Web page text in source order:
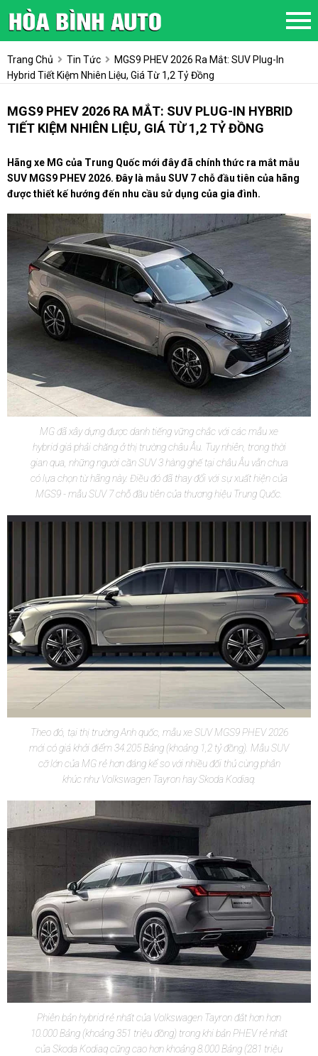
Trang Chủ Tin Tức
MGS9 PHEV 2026 Ra Mắt: SUV Plug-In
Hybrid Tiết Kiệm Nhiên Liệu, Giá Từ 1,2 Tỷ Đồng
MGS9 PHEV 2026 RA MẮT: SUV PLUG-IN HYBRID
TIẾT KIỆM NHIÊN LIỆU, GIÁ TỪ 1,2 TỶ ĐỒNG
Hãng xe MG của Trung Quốc mới đây đã chính thức ra mắt mẫu
SUV MGS9 PHEV 2026. Đây là mẫu SUV 7 chỗ đầu tiên của hãng
được thiết kế hướng đến nhu cầu sử dụng của gia đình.
MG đã xây dựng được danh tiếng vững chắc với các mẫu xe
hybrid giá phải chăng ở thị trường châu Âu. Tuy nhiên, trong thời
gian qua, những người cần SUV 3 hàng ghế tại châu Âu vẫn chưa
có lựa chọn từ hãng này. Điều đó đã thay đổi với sự xuất hiện của
MGS9 - mẫu SUV 7 chỗ đầu tiên của thương hiệu Trung Quốc.
Theo đó, tại thị trường Anh quốc, mẫu xe SUV MGS9 PHEV 2026
mới có giá khởi điểm 34.205 Bảng (khoảng 1,2 tỷ đồng). Mẫu SUV
cỡ lớn của MG rẻ hơn đáng kể so với nhiều đối thủ cùng phân
khúc như Volkswagen Tayron hay Skoda Kodiaq.
Phiên bản hybrid rẻ nhất của Volkswagen Tayron đắt hơn hơn
10.000 Bảng (khoảng 351 triệu đồng) trong khi bản PHEV rẻ nhất
của Skoda Kodiaq cũng cao hơn khoảng 8.000 Bảng (281 triệu